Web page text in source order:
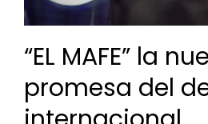
“EL MAFE” la
promesa del